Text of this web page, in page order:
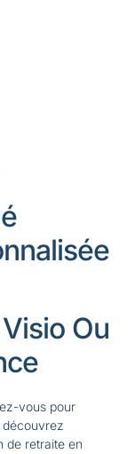
Ou
vous pour
découvrez
de retraite en